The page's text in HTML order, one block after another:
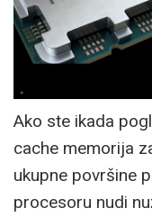
Ako ste ikada
cache memorija
ukupne površine
procesoru nudi